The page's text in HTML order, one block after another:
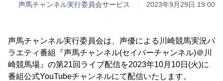
声馬チャンネル実行委員会サービス 2023年9月29日 19:00
声馬チャンネル実行委員会は、声優による川崎競馬実況バ
ラエティ番組『声馬チャンネル(セイバーチャンネル)＠川
崎競馬場』の第21回ライブ配信を2023年10月10日(火)に
番組公式YouTubeチャンネルにて配信いたします。